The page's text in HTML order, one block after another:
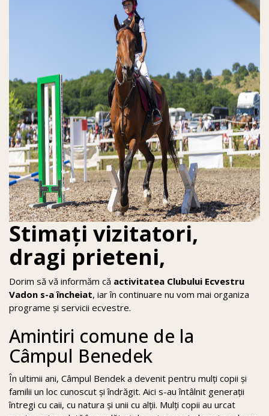
Stimați vizitatori,
dragi prieteni,
Dorim să vă informăm că activitatea Clubului Ecvestru
Vadon s-a încheiat, iar în continuare nu vom mai organiza
programe și servicii ecvestre.
Amintiri comune de la
Câmpul Benedek
În ultimii ani, Câmpul Bendek a devenit pentru mulți copii și
familii un loc cunoscut și îndrăgit. Aici s-au întâlnit generații
întregi cu caii, cu natura și unii cu alții. Mulți copii au urcat